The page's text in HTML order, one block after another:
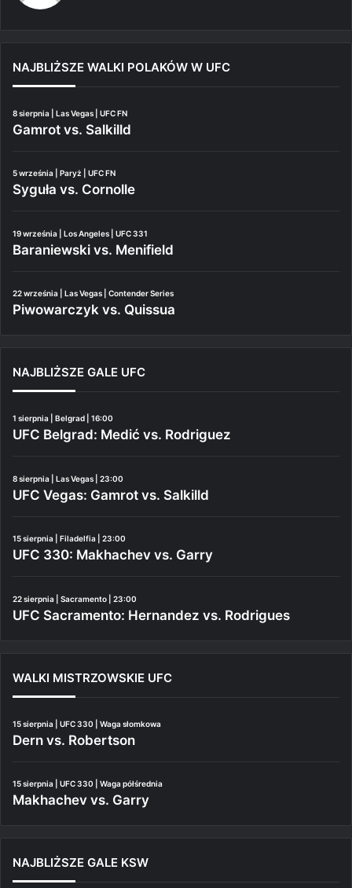
NAJBLIŻSZE WALKI POLAKÓW W UFC
8 sierpnia | Las Vegas | UFC FN
Gamrot vs. Salkilld
5 września | Paryż | UFC FN
Syguła vs. Cornolle
19 września | Los Angeles | UFC 331
Baraniewski vs. Menifield
22 września | Las Vegas | Contender Series
Piwowarczyk vs. Quissua
NAJBLIŻSZE GALE UFC
1 sierpnia | Belgrad | 16:00
UFC Belgrad: Medić vs. Rodriguez
8 sierpnia | Las Vegas | 23:00
UFC Vegas: Gamrot vs. Salkilld
15 sierpnia | Filadelfia | 23:00
UFC 330: Makhachev vs. Garry
22 sierpnia | Sacramento | 23:00
UFC Sacramento: Hernandez vs. Rodrigues
WALKI MISTRZOWSKIE UFC
15 sierpnia | UFC 330 | Waga słomkowa
Dern vs. Robertson
15 sierpnia | UFC 330 | Waga półśrednia
Makhachev vs. Garry
NAJBLIŻSZE GALE KSW